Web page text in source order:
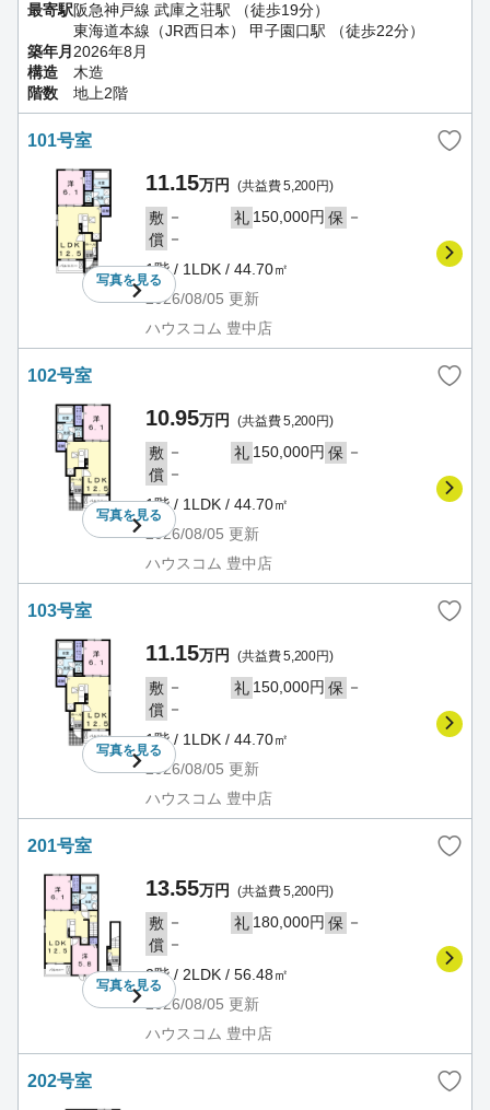
最寄駅阪急神戸線 武庫之荘駅 （徒歩19分）
東海道本線（JR西日本） 甲子園口駅 （徒歩22分）
築年月 2026年8月
構造
木造
階数
地上2階
101号室
写真を見る
11.15万円 (共益費 5,200円)
敷 － 礼 150,000円 保 －
償 －
1階 / 1LDK / 44.70㎡
2026/08/05 更新
ハウスコム 豊中店
102号室
写真を見る
10.95万円 (共益費 5,200円)
敷 － 礼 150,000円 保 －
償 －
1階 / 1LDK / 44.70㎡
2026/08/05 更新
ハウスコム 豊中店
103号室
写真を見る
11.15万円 (共益費 5,200円)
敷 － 礼 150,000円 保 －
償 －
1階 / 1LDK / 44.70㎡
2026/08/05 更新
ハウスコム 豊中店
201号室
写真を見る
13.55万円 (共益費 5,200円)
敷 － 礼 180,000円 保 －
償 －
2階 / 2LDK / 56.48㎡
2026/08/05 更新
ハウスコム 豊中店
202号室